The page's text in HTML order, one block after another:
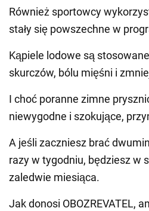
Również sportowcy
stały się powszechne w
Kąpiele lodowe są
skurczów, bólu mięśni i
I choć poranne zimne
niewygodne i szokujące,
A jeśli zaczniesz brać
razy w tygodniu, będziesz w
zaledwie miesiąca.
Jak donosi OBOZREVATEL,